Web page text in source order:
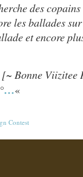
des
les ballades
et encore
Bonne
…«
Contest